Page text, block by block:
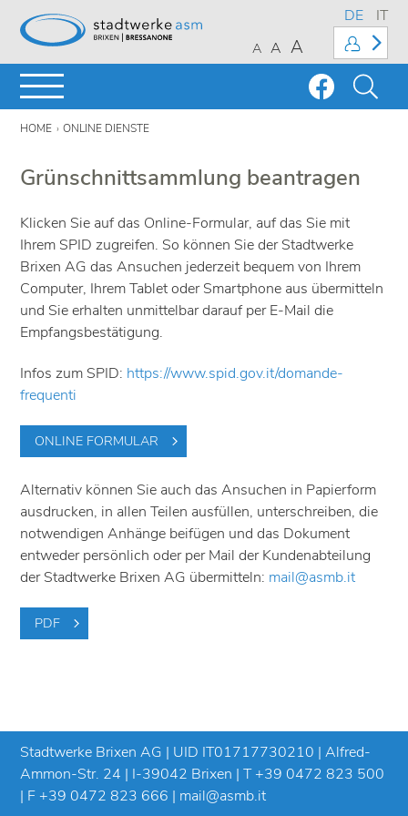
DE IT
A A A
HOME ONLINE DIENSTE
Grünschnittsammlung beantragen
Klicken Sie auf das Online-Formular, auf das Sie mit
Ihrem SPID zugreifen. So können Sie der Stadtwerke
Brixen AG das Ansuchen jederzeit bequem von Ihrem
Computer, Ihrem Tablet oder Smartphone aus übermitteln
und Sie erhalten unmittelbar darauf per E-Mail die
Empfangsbestätigung.
Infos zum SPID: https://www.spid.gov.it/domande-
frequenti
ONLINE FORMULAR
Alternativ können Sie auch das Ansuchen in Papierform
ausdrucken, in allen Teilen ausfüllen, unterschreiben, die
notwendigen Anhänge beifügen und das Dokument
entweder persönlich oder per Mail der Kundenabteilung
der Stadtwerke Brixen AG übermitteln: mail@asmb.it
PDF
Stadtwerke Brixen AG | UID IT01717730210 | Alfred-
Ammon-Str. 24 | I-39042 Brixen | T+39 0472 823 500
| F +39 0472 823 666 | mail@asmb.it